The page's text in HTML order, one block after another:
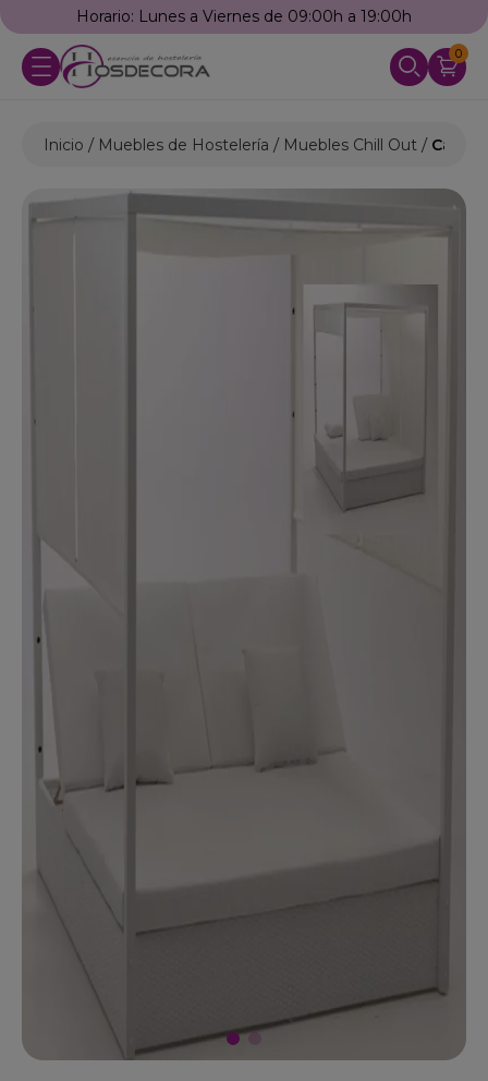
Horario: Lunes a Viernes de 09:00h a 19:00h
0
Inicio Muebles de Hostelería Muebles Chill Out Cama